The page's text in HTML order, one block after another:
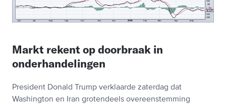
Markt rekent op doorbraak in
onderhandelingen
President Donald Trump verklaarde zaterdag dat
Washington en Iran grotendeels overeenstemming